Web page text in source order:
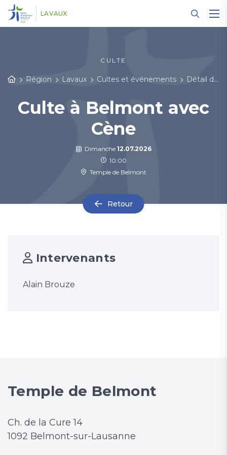
LAVAUX
CULTE
Région Lavaux Cultes et événements Détail des événements
Culte à Belmont avec
Cène
Dimanche 12.07.2026
10:00
Temple de Belmont
Retour
Intervenants
Alain Brouze
Temple de Belmont
Ch. de la Cure 14
1092 Belmont-sur-Lausanne
Panneau de gestion des cookies